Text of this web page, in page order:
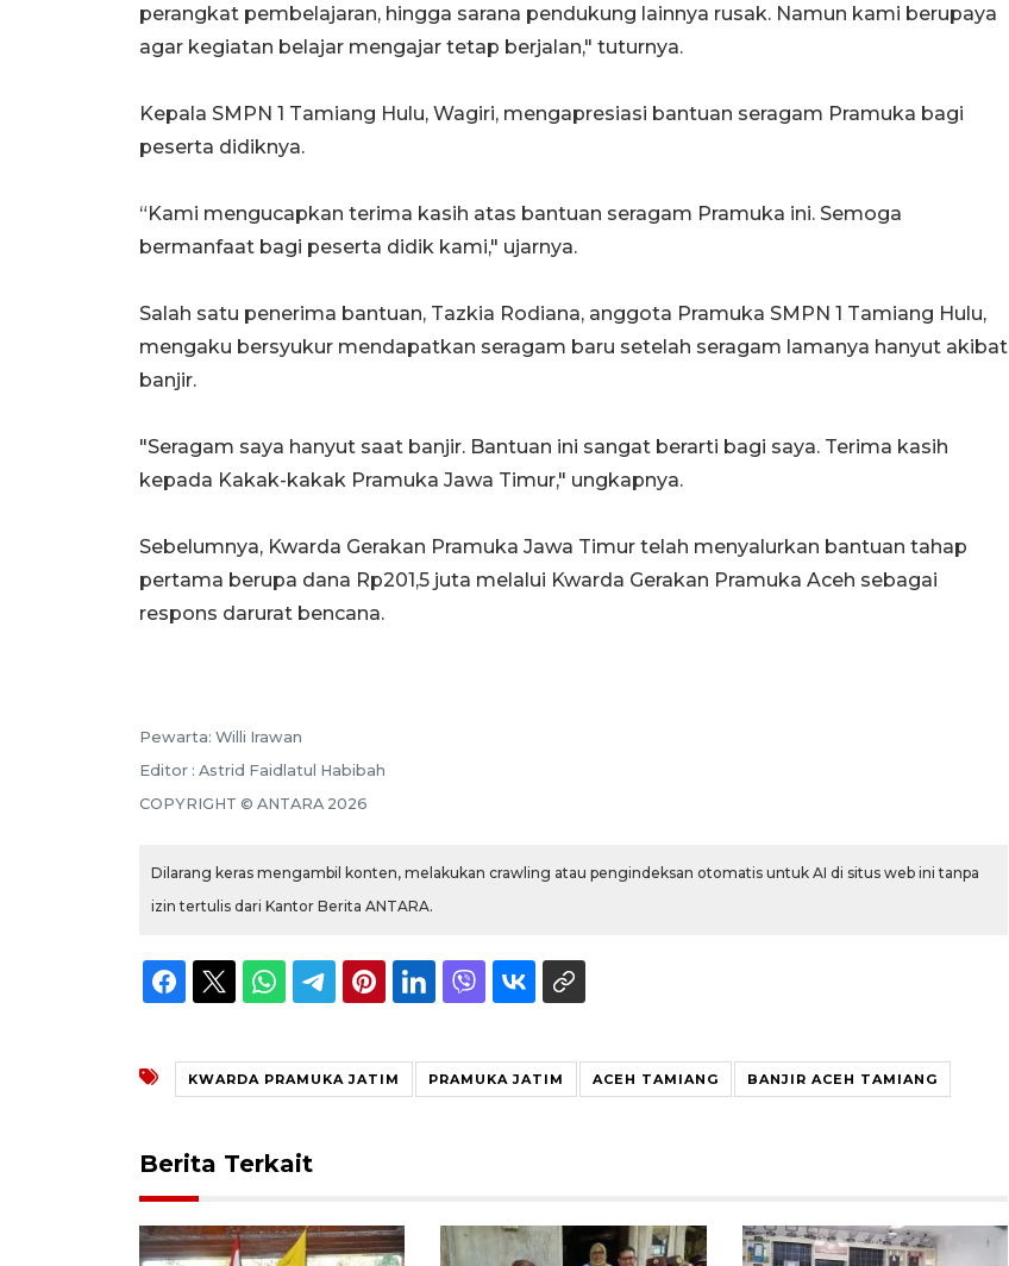
perangkat pembelajaran, hingga sarana pendukung lainnya rusak. Namun kami berupaya
agar kegiatan belajar mengajar tetap berjalan," tuturnya.
Kepala SMPN 1 Tamiang Hulu, Wagiri, mengapresiasi bantuan seragam Pramuka bagi
peserta didiknya.
“Kami mengucapkan terima kasih atas bantuan seragam Pramuka ini. Semoga
bermanfaat bagi peserta didik kami," ujarnya.
Salah satu penerima bantuan, Tazkia Rodiana, anggota Pramuka SMPN 1 Tamiang Hulu,
mengaku bersyukur mendapatkan seragam baru setelah seragam lamanya hanyut akibat
banjir.
"Seragam saya hanyut saat banjir. Bantuan ini sangat berarti bagi saya. Terima kasih
kepada Kakak-kakak Pramuka Jawa Timur," ungkapnya.
Sebelumnya, Kwarda Gerakan Pramuka Jawa Timur telah menyalurkan bantuan tahap
pertama berupa dana Rp201,5 juta melalui Kwarda Gerakan Pramuka Aceh sebagai
respons darurat bencana.
Pewarta: Willi Irawan
Editor : Astrid Faidlatul Habibah
COPYRIGHT © ANTARA 2026
Dilarang keras mengambil konten, melakukan crawling atau pengindeksan otomatis untuk AI di situs web ini tanpa
izin tertulis dari Kantor Berita ANTARA.
KWARDA PRAMUKA JATIM PRAMUKA JATIM ACEH TAMIANG BANJIR ACEH TAMIANG
Berita Terkait
Memberantas kejahatan
jalanan Jakarta